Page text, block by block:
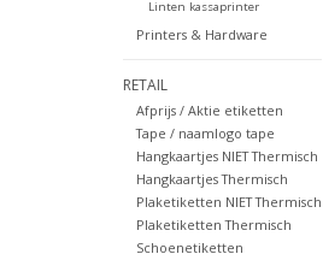
Linten kassaprinter
Printers & Hardware
RETAIL
Afprijs / Aktie etiketten
Tape / naamlogo tape
Hangkaartjes NIET Thermisch
Hangkaartjes Thermisch
Plaketiketten NIET Thermisch
Plaketiketten Thermisch
Schoenetiketten